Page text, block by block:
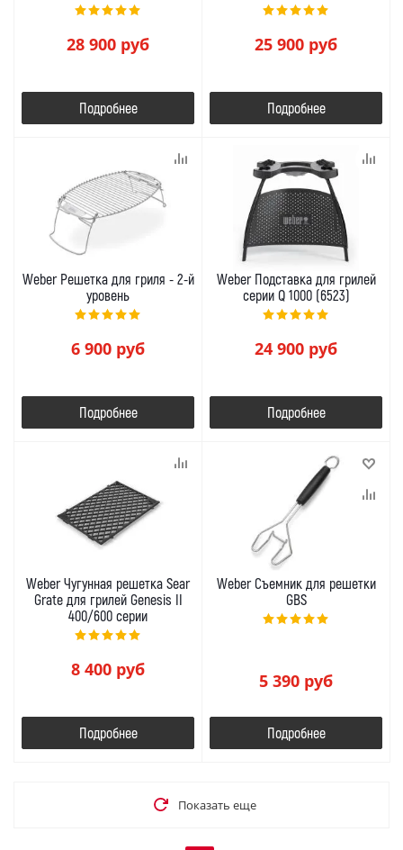
28 900 руб
Подробнее
25 900 руб
Подробнее
Weber Решетка для гриля - 2-й
уровень
6 900 руб
Подробнее
Weber Подставка для грилей
серии Q 1000 (6523)
24 900 руб
Подробнее
Weber Чугунная решетка Sear
Grate для грилей Genesis II
400/600 серии
8 400 руб
Подробнее
Weber Съемник для решетки
GBS
5 390 руб
Подробнее
Показать еще